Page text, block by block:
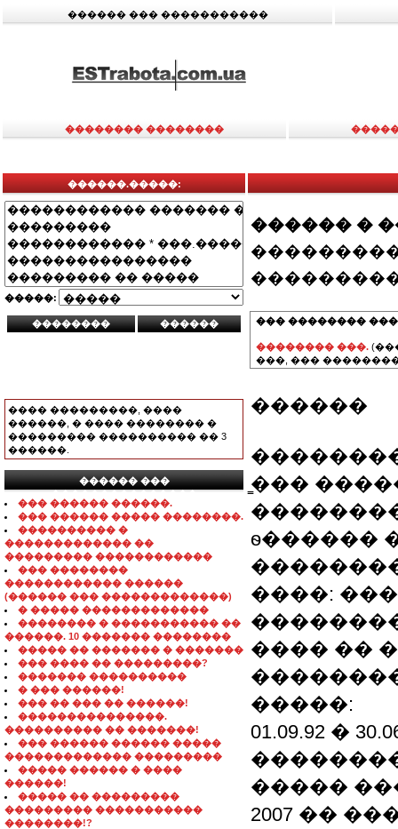
������ ��� �����������
�������� ��������
������.�����:
�����:
���� ���������, ����
������, � ���� �������� �
��������� ���������� �� 3
������.
������ ���
���������������
��� ������ ������.
��� ������ ����� ��������.
���������� �
������������� ��
��������� ������������
��� ��������
������������ ������
(������ ��� �������������)
� ����� �������������
�������� � ����������� ��
������. 10 ������� ��������
����� �� ������� � �������
��� ���� �� ���������?
������� ����������
� ��� ������!
��� �� ��� �� ������!
���������������.
���������� �� �������!
��� ������ ������ �����
������������� ���������
����� ������ � ����
������!
����� �� ���������
��������� �����������
��������!?
������ �
��� ��������
�������� ���.
���, ���
������
̳���
ѳ������
����:
���� ��
�����:
01.09.92 �
�����
2007 ��